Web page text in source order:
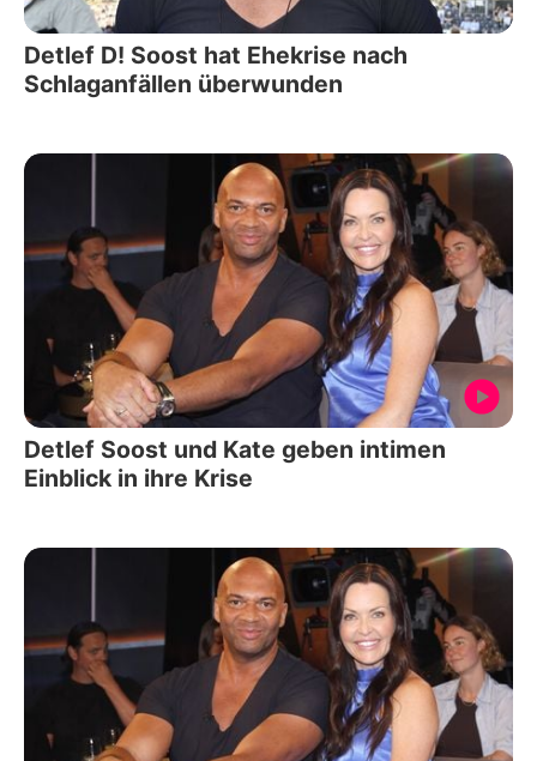
Detlef D! Soost hat Ehekrise nach
Schlaganfällen überwunden
Detlef Soost und Kate geben intimen
Einblick in ihre Krise